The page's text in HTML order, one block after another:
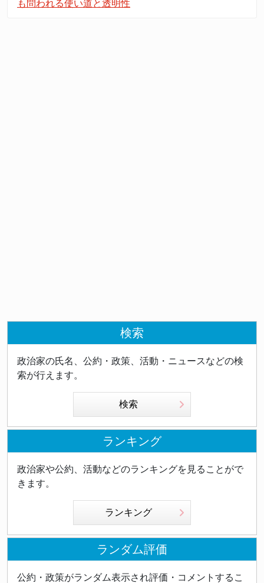
も問われる使い道と透明性
検索
政治家の氏名、公約・政策、活動・ニュースなどの検
索が行えます。
検索
ランキング
政治家や公約、活動などのランキングを見ることがで
きます。
ランキング
ランダム評価
公約・政策がランダム表示され評価・コメントするこ